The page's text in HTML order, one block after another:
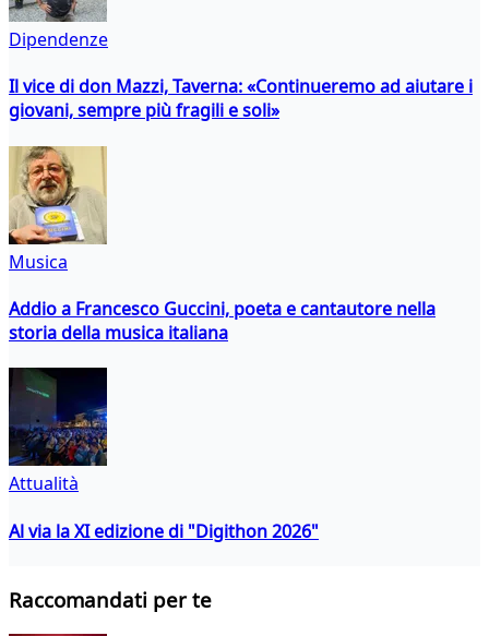
Dipendenze
Il vice di don Mazzi, Taverna: «Continueremo ad aiutare i
giovani, sempre più fragili e soli»
Musica
Addio a Francesco Guccini, poeta e cantautore nella
storia della musica italiana
Attualità
Al via la XI edizione di "Digithon 2026"
Raccomandati per te